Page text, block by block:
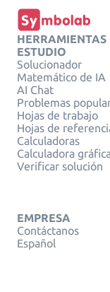
HERRAMIENTAS
ESTUDIO
Solucionador
Matemático de IA
AI Chat
Problemas
Hojas de trabajo
Hojas de
Calculadoras
Calculadora gráfica
Verificar solución
EMPRESA
Contáctanos
Español